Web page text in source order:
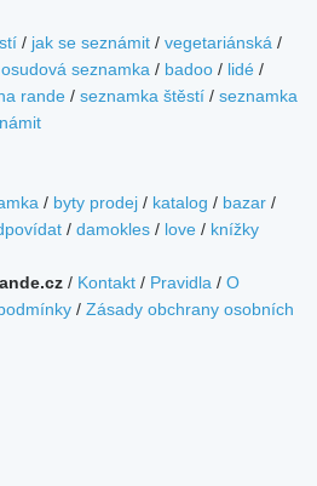
/ jak se seznámit / vegetariánská /
osudová seznamka / badoo / lidé /
rande / seznamka štěstí / seznamka
/ byty prodej / katalog / bazar /
/ damokles / love / knížky
/ Kontakt / Pravidla / O
/ Zásady obchrany osobních